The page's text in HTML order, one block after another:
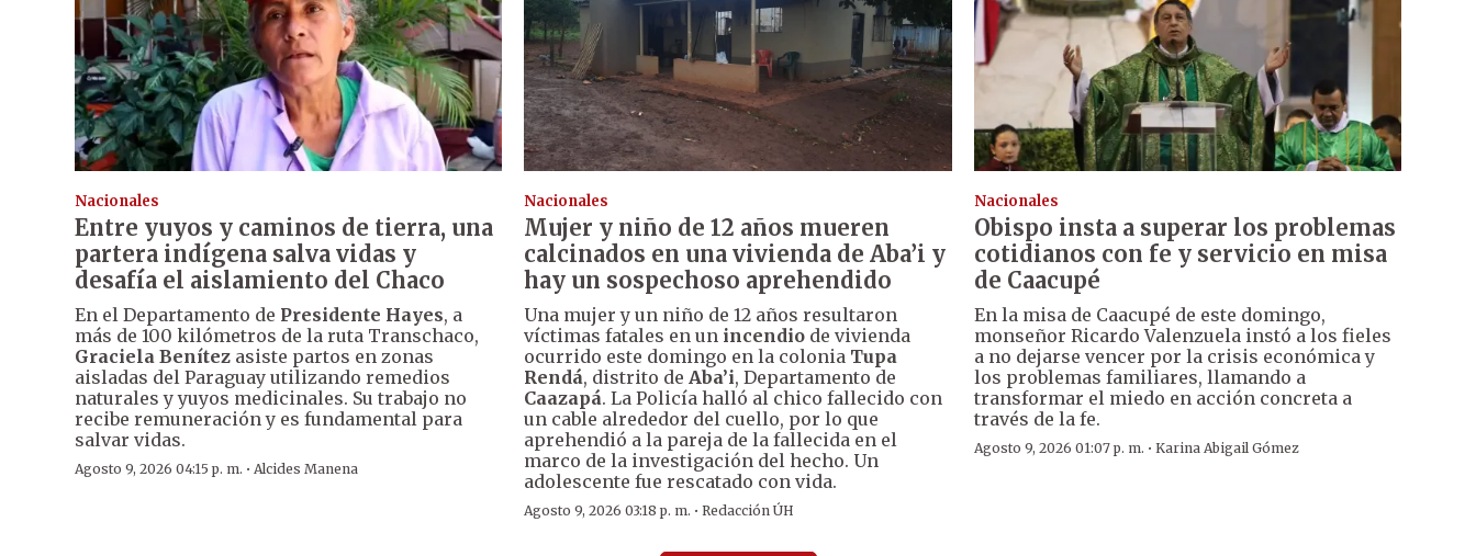
Nacionales
Entre yuyos y caminos de tierra, una
partera indígena salva vidas y
desafía el aislamiento del Chaco
En el Departamento de Presidente Hayes, a
más de 100 kilómetros de la ruta Transchaco,
Graciela Benítez asiste partos en zonas
aisladas del Paraguay utilizando remedios
naturales y yuyos medicinales. Su trabajo no
recibe remuneración y es fundamental para
salvar vidas.
Agosto 9, 2026 04:15 p. m. · Alcides Manena
Nacionales
Mujer y niño de 12 años mueren
calcinados en una vivienda de Aba’i y
hay un sospechoso aprehendido
Una mujer y un niño de 12 años resultaron
víctimas fatales en un incendio de vivienda
ocurrido este domingo en la colonia Tupa
Rendá, distrito de Aba’i, Departamento de
Caazapá. La Policía halló al chico fallecido con
un cable alrededor del cuello, por lo que
aprehendió a la pareja de la fallecida en el
marco de la investigación del hecho. Un
adolescente fue rescatado con vida.
Agosto 9, 2026 03:18 p. m. ·Redacción ÚH
Nacionales
Obispo insta a superar los problemas
cotidianos con fe y servicio en misa
de Caacupé
En la misa de Caacupé de este domingo,
monseñor Ricardo Valenzuela instó a los fieles
a no dejarse vencer por la crisis económica y
los problemas familiares, llamando a
transformar el miedo en acción concreta a
través de la fe.
Agosto 9, 2026 01:07 p. m. · Karina Abigail Gómez